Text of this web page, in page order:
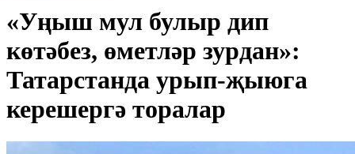
«Уңыш мул булыр дип
көтәбез, өметләр зурдан»:
Татарстанда урып-җыюга
керешергә торалар